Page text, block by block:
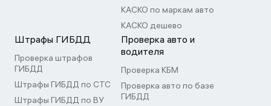
КАСКО по маркам авто
КАСКО дешево
Штрафы ГИБДД
Проверка штрафов
ГИБДД
Штрафы ГИБДД по СТС
Штрафы ГИБДД по ВУ
Проверка авто и
водителя
Проверка КБМ
Проверка авто по базе
ГИБДД